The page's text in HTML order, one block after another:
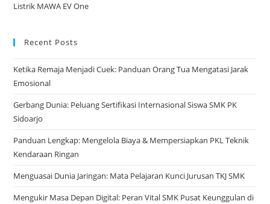
Listrik MAWA EV One
Recent Posts
Ketika Remaja Menjadi Cuek: Panduan Orang Tua Mengatasi Jarak
Emosional
Gerbang Dunia: Peluang Sertifikasi Internasional Siswa SMK PK
Sidoarjo
Panduan Lengkap: Mengelola Biaya & Mempersiapkan PKL Teknik
Kendaraan Ringan
Menguasai Dunia Jaringan: Mata Pelajaran Kunci Jurusan TKJ SMK
Mengukir Masa Depan Digital: Peran Vital SMK Pusat Keunggulan di